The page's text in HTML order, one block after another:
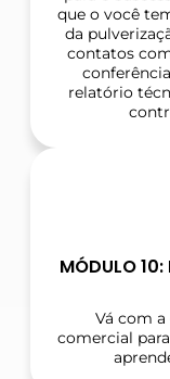
que o você
da
contatos
relatório
MÓDULO
Vá com
comercial